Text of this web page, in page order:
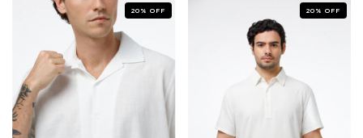
20 % OFF 20 % OFF